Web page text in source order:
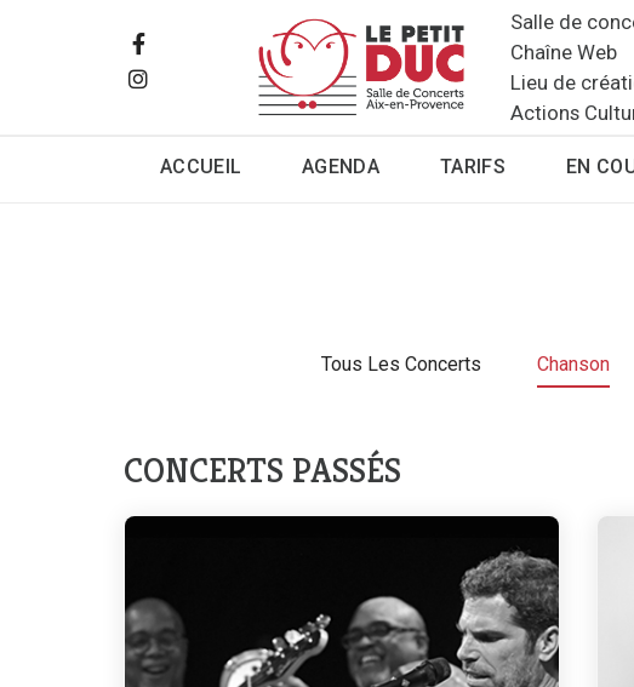
Salle de
Chaîne Web
Lieu de
Actions
ACCUEIL AGENDA TARIFS EN
Tous Les Concerts Chanson
CONCERTS PASSÉS